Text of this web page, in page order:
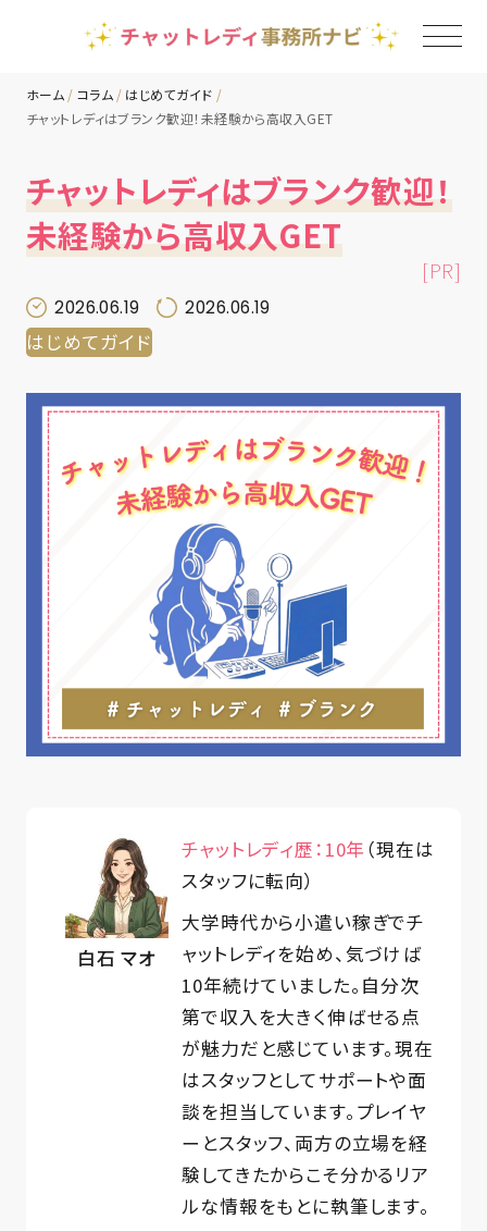
チャットレディ事務所一覧
コラム
ホーム コラム
はじめてガイド
チャットレディはブランク歓迎！未経験から高収入GET
チャットレディはブランク歓迎！
未経験から高収入GET
[PR]
2026.06.19 2026.06.19
はじめてガイド
白石 マオ
チャットレディ歴：10年 （現在は
スタッフに転向）
大学時代から小遣い稼ぎでチ
ャットレディを始め、気づけば
10年続けていました。自分次
第で収入を大きく伸ばせる点
が魅力だと感じています。現在
はスタッフとしてサポートや面
談を担当しています。プレイヤ
ーとスタッフ、両方の立場を経
験してきたからこそ分かるリア
ルな情報をもとに執筆します。